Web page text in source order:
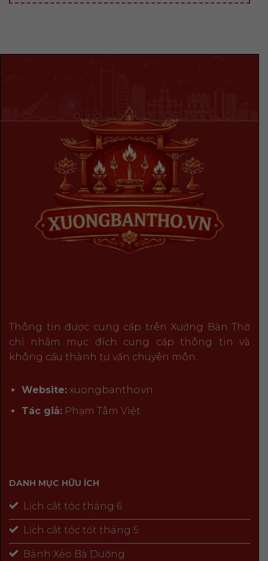
Thông tin được cung cấp trên Xưởng Bàn Thờ
chỉ nhằm mục đích cung cấp thông tin và
không cấu thành tư vấn chuyên môn.
Website:xuongbantho.vn
Tác giả:Phạm Tâm Việt
DANH MỤC HỮU ÍCH
Lịch cắt tóc tháng 6
Lịch cắt tóc tốt tháng 5
Bánh Xèo Bà Dưỡng